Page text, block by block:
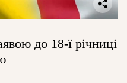
до 18-ї річниці